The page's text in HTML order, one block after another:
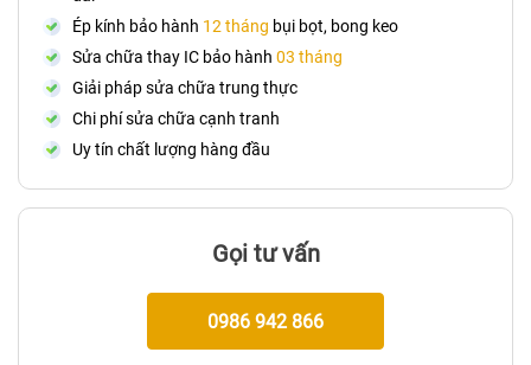
Ép kính bảo hành 12 tháng bụi bọt, bong keo
Sửa chữa thay IC bảo hành 03 tháng
Giải pháp sửa chữa trung thực
Chi phí sửa chữa cạnh tranh
Uy tín chất lượng hàng đầu
Gọi tư vấn
0986 942 866